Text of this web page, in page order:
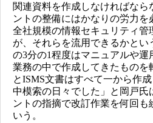
関連資料を作成しなければなら
ントの整備にはかなりの労力を
全社規模の情報セキュリティ管
が、それらを流用できるかと
の3分の1程度はマニュアルや運
業務の中で作成してきたもの
とISMS文書はすべて一から作
中模索の日々でした」と岡戸氏
ントの指摘で改訂作業を何回も
いう。